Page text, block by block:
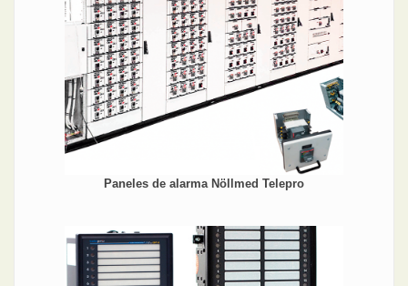
Paneles de alarma Nöllmed Telepro